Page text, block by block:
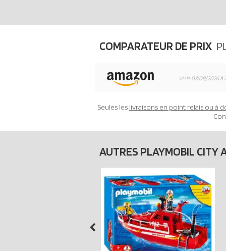
COMPARATEUR DE PRIX
Vu le07/08/2026 à
Seules les livraisons en point relais ou à
AUTRES PLAYMOBIL CITY